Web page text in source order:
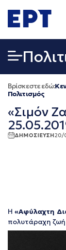
σε
περιεχόμενο
Βρίσκεστε εδώ:
Πολιτισμός
«Σιμόν
ΔΗΜΟΣΙΕΥΣΗ20/
Η«Αφύλαχτη
πολυτάραχη